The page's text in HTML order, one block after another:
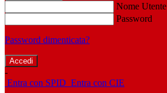
Nome Utente
Password
Password dimenticata?
-
Entra con SPID Entra con CIE